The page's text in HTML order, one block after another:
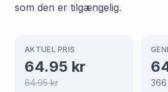
som den er tilgængelig.
AKTUEL PRIS
64.95 kr
64.95kr 366